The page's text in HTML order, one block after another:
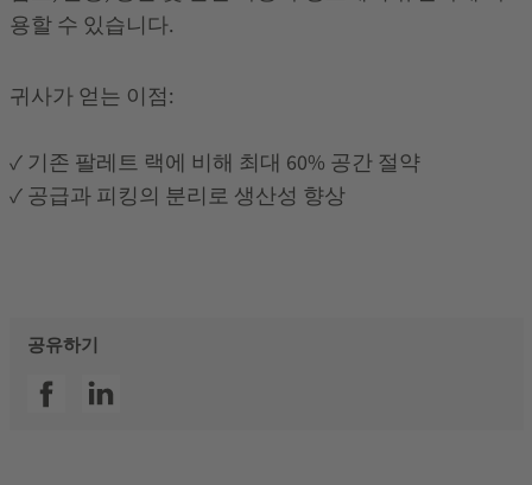
용할 수 있습니다.
귀사가 얻는 이점:
✓ 기존 팔레트 랙에 비해 최대 60% 공간 절약
✓ 공급과 피킹의 분리로 생산성 향상
공유하기
SSI facebookSSI linkedin